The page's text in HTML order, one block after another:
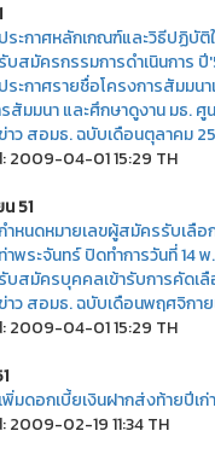
ระกาศหลักเกณฑ์และวิธีปฏิบั
สมัครกรรมการดำเนินการ ปี
ระกาศรายชื่อโครงการสัมมน
สัมมนา และศึกษาดูงาน มธ.
ว สอมธ. ฉบับเดือนตุลาคม
2009-04-01 15:29 TH
51
ำหนดหมายเลขผู้สมัครรับเลือ
พระจันทร์ ปิดทำการวันที่ 14 พ
บสมัครบุคคลเข้ารับการคัดเลื
ว สอมธ. ฉบับเดือนพฤศจิกาย
2009-04-01 15:29 TH
มดอกเบี้ยเงินฝากส่งท้ายปีเก่า
2009-02-19 11:34 TH